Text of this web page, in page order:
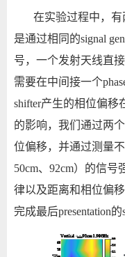
在实验过程中，
是通过相同的signal
号，一个发射天线直
需要在中间接一个
shifter产生的相位偏移
的影响，我们通过两个
位偏移，并通过测量不
50cm、92cm）的信
律以及距离和相位偏
完成最后presentation